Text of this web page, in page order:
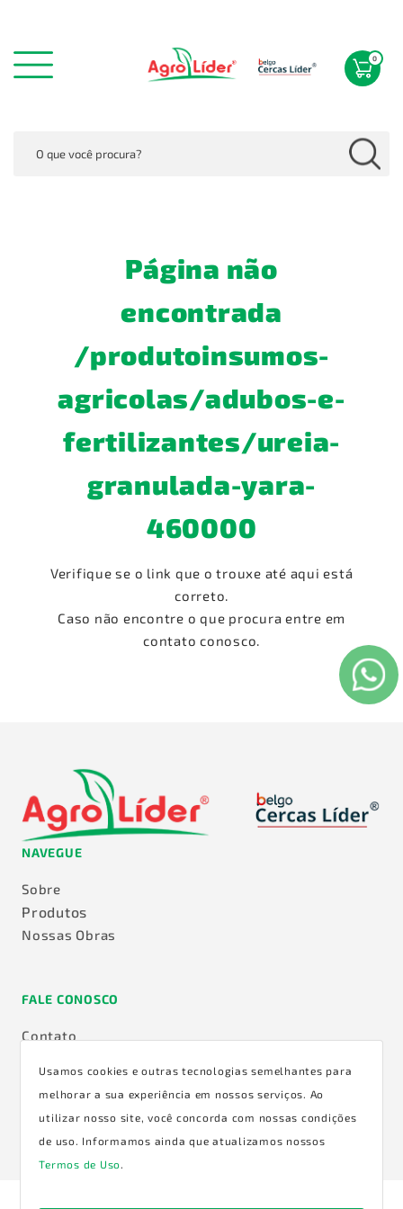
Usamos cookies e outras tecnologias semelhantes para
melhorar a sua experiência em nossos serviços. Ao
utilizar nosso site, você concorda com nossas condições
de uso. Informamos ainda que atualizamos nossos
Termos de Uso.
0
Página não
encontrada
/produtoinsumos-
agricolas/adubos-e-
fertilizantes/ureia-
granulada-yara-
460000
Verifique se o link que o trouxe até aqui está
correto.
Caso não encontre o que procura entre em
contato conosco.
NAVEGUE
Sobre
Produtos
Nossas Obras
FALE CONOSCO
Contato
Nossos Representantes
Termos De Uso